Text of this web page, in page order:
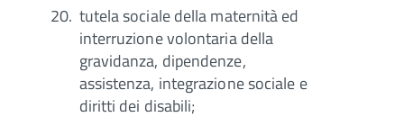
tutela sociale della maternità ed
interruzione volontaria della
gravidanza, dipendenze,
assistenza, integrazione sociale e
diritti dei disabili;